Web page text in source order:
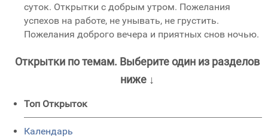
суток. Открытки с добрым утром. Пожелания
успехов на работе, не унывать, не грустить.
Пожелания доброго вечера и приятных снов ночью.
Открытки по темам. Выберите один из разделов
ниже ↓
Топ Открыток
Календарь